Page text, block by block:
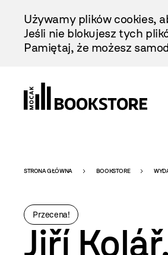
Treści
Używamy plików cookies,
Jeśli nie blokujesz tych
Pamiętaj, że możesz
-
STRONA GŁÓWNA BOOKSTORE
Przecena!
Jiří